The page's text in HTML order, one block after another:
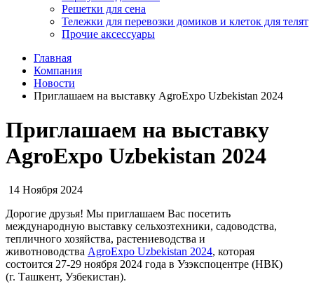
Решетки для сена
Тележки для перевозки домиков и клеток для телят
Прочие аксессуары
Главная
Компания
Новости
Приглашаем на выставку AgroExpo Uzbekistan 2024
Приглашаем на выставку
AgroExpo Uzbekistan 2024
14 Ноября 2024
Дорогие друзья! Мы приглашаем Вас посетить
международную выставку сельхозтехники, садоводства,
тепличного хозяйства, растениеводства и
животноводства AgroExpo Uzbekistan 2024, которая
состоится 27-29 ноября 2024 года в Узэкспоцентре (НВК)
(г. Ташкент, Узбекистан).